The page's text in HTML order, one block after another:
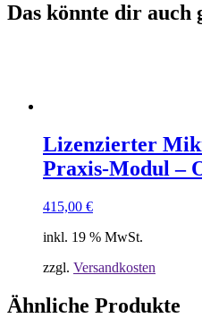
Das könnte dir
Lizenzierter
Praxis-Modul –
415,00 €
inkl. 19 % MwSt.
zzgl. Versandkosten
Ähnliche Produkte